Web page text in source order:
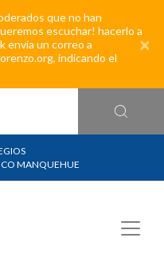
que no han
escuchar! hacerlo a
envía un correo a
indicando el
×
MANQUEHUE